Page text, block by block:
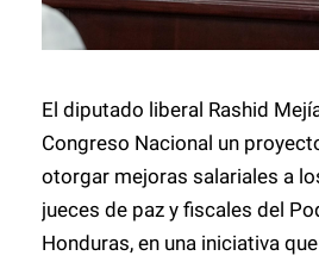
El diputado liberal Rashid
Congreso Nacional un
otorgar mejoras salariales a
jueces de paz y fiscales del
Honduras, en una iniciativa